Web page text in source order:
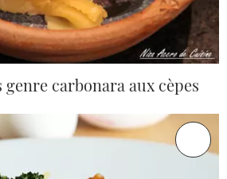
genre carbonara aux cèpes